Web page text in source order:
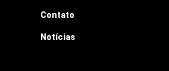
Contato
Notícias